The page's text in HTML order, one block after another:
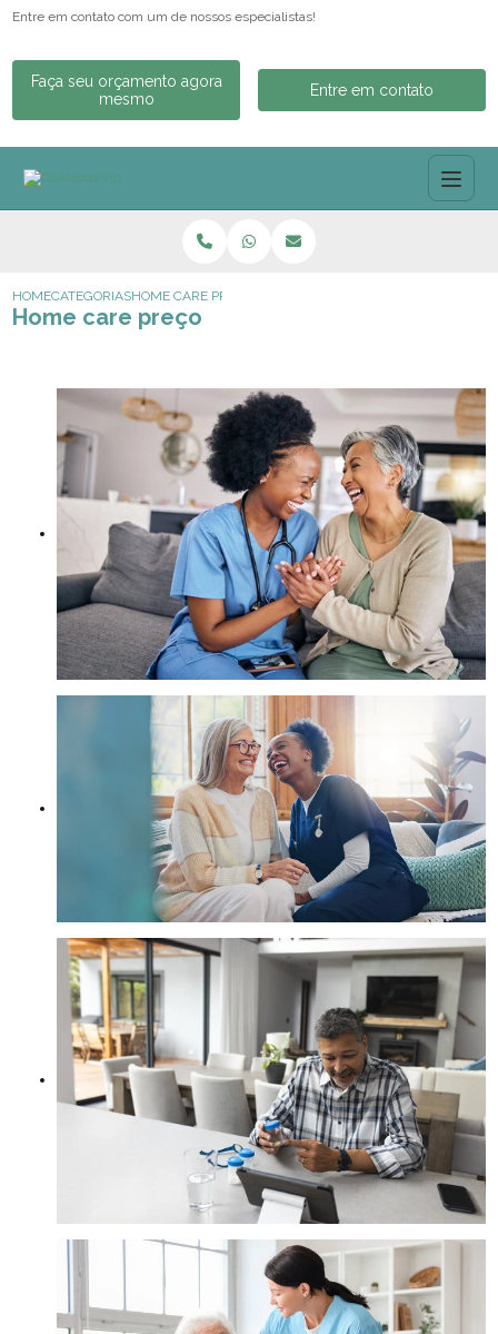
Entre em contato com um de nossos especialistas!
Faça seu orçamento agora
mesmo
Entre em contato
HOMECATEGORIASHOME CARE PREÇO
Home care preço